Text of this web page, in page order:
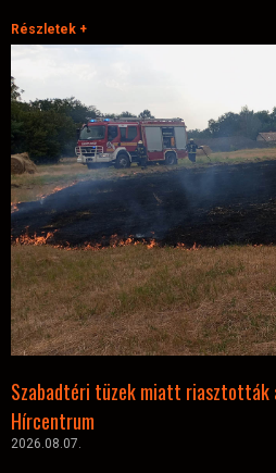
Részletek +
Szabadtéri tüzek miatt
Hírcentrum
2026.08.07.